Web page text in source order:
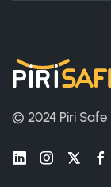
© 2024 Piri Safe